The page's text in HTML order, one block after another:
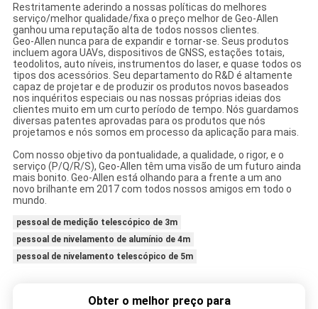
Restritamente aderindo a nossas políticas do melhores
serviço/melhor qualidade/fixa o preço melhor de Geo-Allen
ganhou uma reputação alta de todos nossos clientes.
Geo-Allen nunca para de expandir e tornar-se. Seus produtos
incluem agora UAVs, dispositivos de GNSS, estações totais,
teodolitos, auto níveis, instrumentos do laser, e quase todos os
tipos dos acessórios. Seu departamento do R&D é altamente
capaz de projetar e de produzir os produtos novos baseados
nos inquéritos especiais ou nas nossas próprias ideias dos
clientes muito em um curto período de tempo. Nós guardamos
diversas patentes aprovadas para os produtos que nós
projetamos e nós somos em processo da aplicação para mais.
Com nosso objetivo da pontualidade, a qualidade, o rigor, e o
serviço (P/Q/R/S), Geo-Allen têm uma visão de um futuro ainda
mais bonito. Geo-Allen está olhando para a frente a um ano
novo brilhante em 2017 com todos nossos amigos em todo o
mundo.
pessoal de medição telescópico de 3m
pessoal de nivelamento de alumínio de 4m
pessoal de nivelamento telescópico de 5m
Obter o melhor preço para